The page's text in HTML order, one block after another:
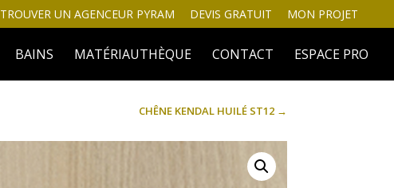
TROUVER UN AGENCEUR PYRAM DEVIS GRATUIT MON PROJET
BAINS MATÉRIAUTHÈQUE CONTACT ESPACE PRO
CHÊNE KENDAL HUILÉ ST12→